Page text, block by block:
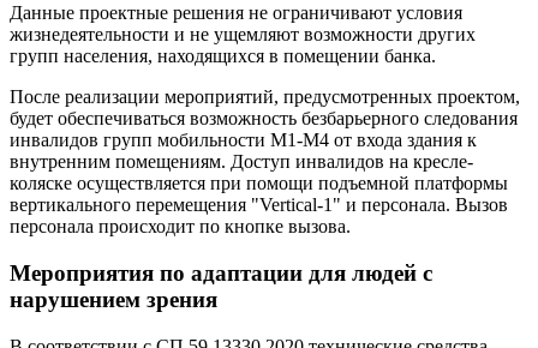
Данные проектные решения не ограничивают условия
жизнедеятельности и не ущемляют возможности других
групп населения, находящихся в помещении банка.
После реализации мероприятий, предусмотренных проектом,
будет обеспечиваться возможность безбарьерного следования
инвалидов групп мобильности М1-М4 от входа здания к
внутренним помещениям. Доступ инвалидов на кресле-
коляске осуществляется при помощи подъемной платформы
вертикального перемещения "Vertical-1" и персонала. Вызов
персонала происходит по кнопке вызова.
Мероприятия по адаптации для людей с
нарушением зрения